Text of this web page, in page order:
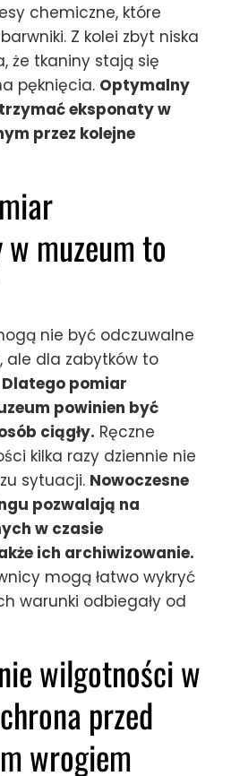
chemiczne, które
Z kolei zbyt niska
że tkaniny stają się
pęknięcia. Optymalny
eksponaty w
przez kolejne
muzeum to
nie być odczuwalne
ale dla zabytków to
Dlatego pomiar
powinien być
ciągły. Ręczne
kilka razy dziennie nie
sytuacji. Nowoczesne
pozwalają na
w czasie
ich archiwizowanie.
mogą łatwo wykryć
warunki odbiegały od
wilgotności w
przed
wrogiem